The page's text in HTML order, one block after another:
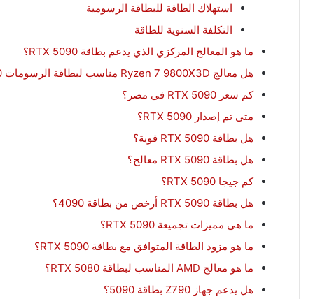
استهلاك الطاقة للبطاقة الرسومية
التكلفة السنوية للطاقة
ما هو المعالج المركزي الذي يدعم بطاقة RTX 5090؟
هل معالج Ryzen 7 9800X3D مناسب لبطاقة الرسومات 5090؟
كم سعر RTX 5090 في مصر؟
متى تم إصدار RTX 5090؟
هل بطاقة RTX 5090 قوية؟
هل بطاقة RTX 5090 معالج؟
كم جيجا RTX 5090؟
هل بطاقة RTX 5090 أرخص من بطاقة 4090؟
ما هي مميزات تجميعة RTX 5090؟
ما هو مزود الطاقة المتوافق مع بطاقة RTX 5090؟
ما هو معالج AMD المناسب لبطاقة RTX 5080؟
هل يدعم جهاز Z790 بطاقة 5090؟